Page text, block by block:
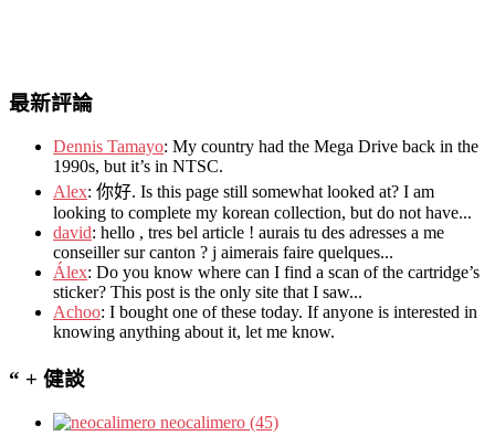
最新評論
Dennis Tamayo: My country had the Mega Drive back in the
1990s, but it’s in NTSC.
Alex: 你好. Is this page still somewhat looked at? I am
looking to complete my korean collection, but do not have...
david: hello , tres bel article ! aurais tu des adresses a me
conseiller sur canton ? j aimerais faire quelques...
Álex: Do you know where can I find a scan of the cartridge’s
sticker? This post is the only site that I saw...
Achoo: I bought one of these today. If anyone is interested in
knowing anything about it, let me know.
“ + 健談
neocalimero (45)